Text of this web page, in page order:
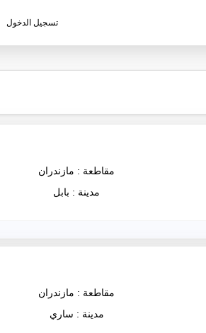
تسجيل الدخول
مقاطعة : مازندران
مدينة : بابل
مقاطعة : مازندران
مدينة : ساري